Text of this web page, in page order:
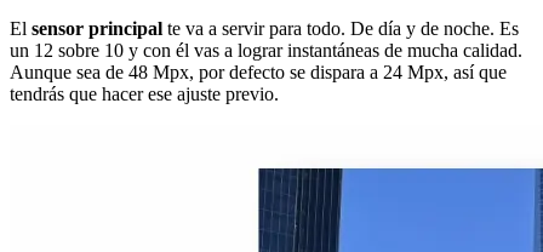
El sensor principal te va a servir para todo. De día y de noche. Es
un 12 sobre 10 y con él vas a lograr instantáneas de mucha calidad.
Aunque sea de 48 Mpx, por defecto se dispara a 24 Mpx, así que
tendrás que hacer ese ajuste previo.